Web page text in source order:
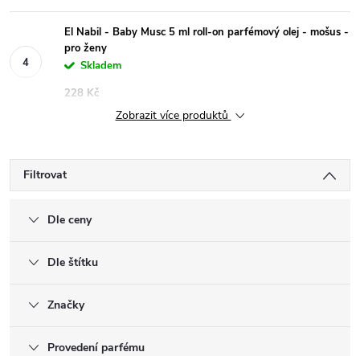
El Nabil - Baby Musc 5 ml roll-on parfémový olej - mošus -
pro ženy
Skladem
228 Kč
Zobrazit více produktů
Filtrovat
Dle ceny
Dle štítku
Značky
Provedení parfému